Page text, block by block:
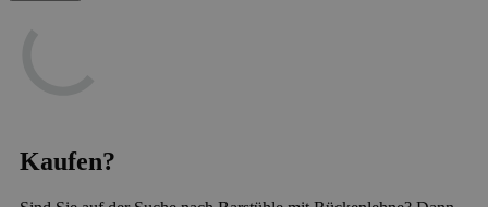
Kaufen?